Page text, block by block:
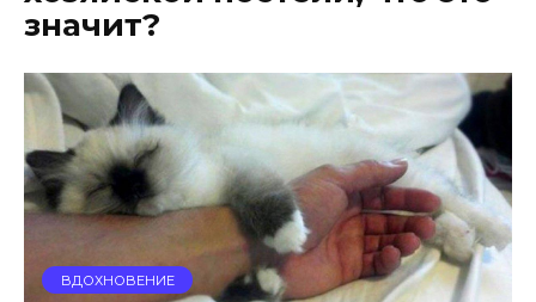
значит?
ВДОХНОВЕНИЕ